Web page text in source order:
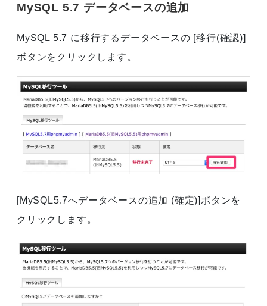
MySQL 5.7 データベースの追加
MySQL 5.7 に移行するデータベースの [移行(確認)]
ボタンをクリックします。
[MySQL5.7へデータベースの追加 (確定)]ボタンを
クリックします。